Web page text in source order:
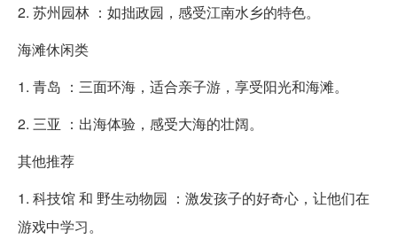
2. 苏州园林 ：如拙政园，感受江南水乡的特色。
海滩休闲类
1. 青岛 ：三面环海，适合亲子游，享受阳光和海滩。
2. 三亚 ：出海体验，感受大海的壮阔。
其他推荐
1. 科技馆 和 野生动物园 ：激发孩子的好奇心，让他们在
游戏中学习。